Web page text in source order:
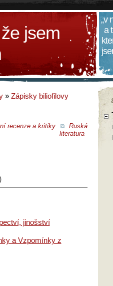
jsem
„v
a
» Zápisky biliofilovy
recenze a kritiky
Ruská
literatura
jinošství
a Vzpomínky z